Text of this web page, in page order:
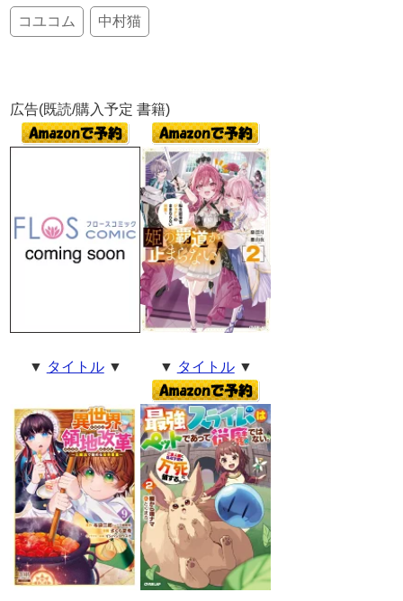
コユコム 中村猫
広告(既読/購入予定 書籍)
▼ タイトル▼ ▼ タイトル▼